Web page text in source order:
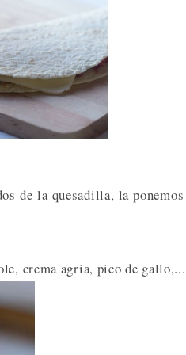
de la quesadilla, la
crema agria, pico de gallo,...